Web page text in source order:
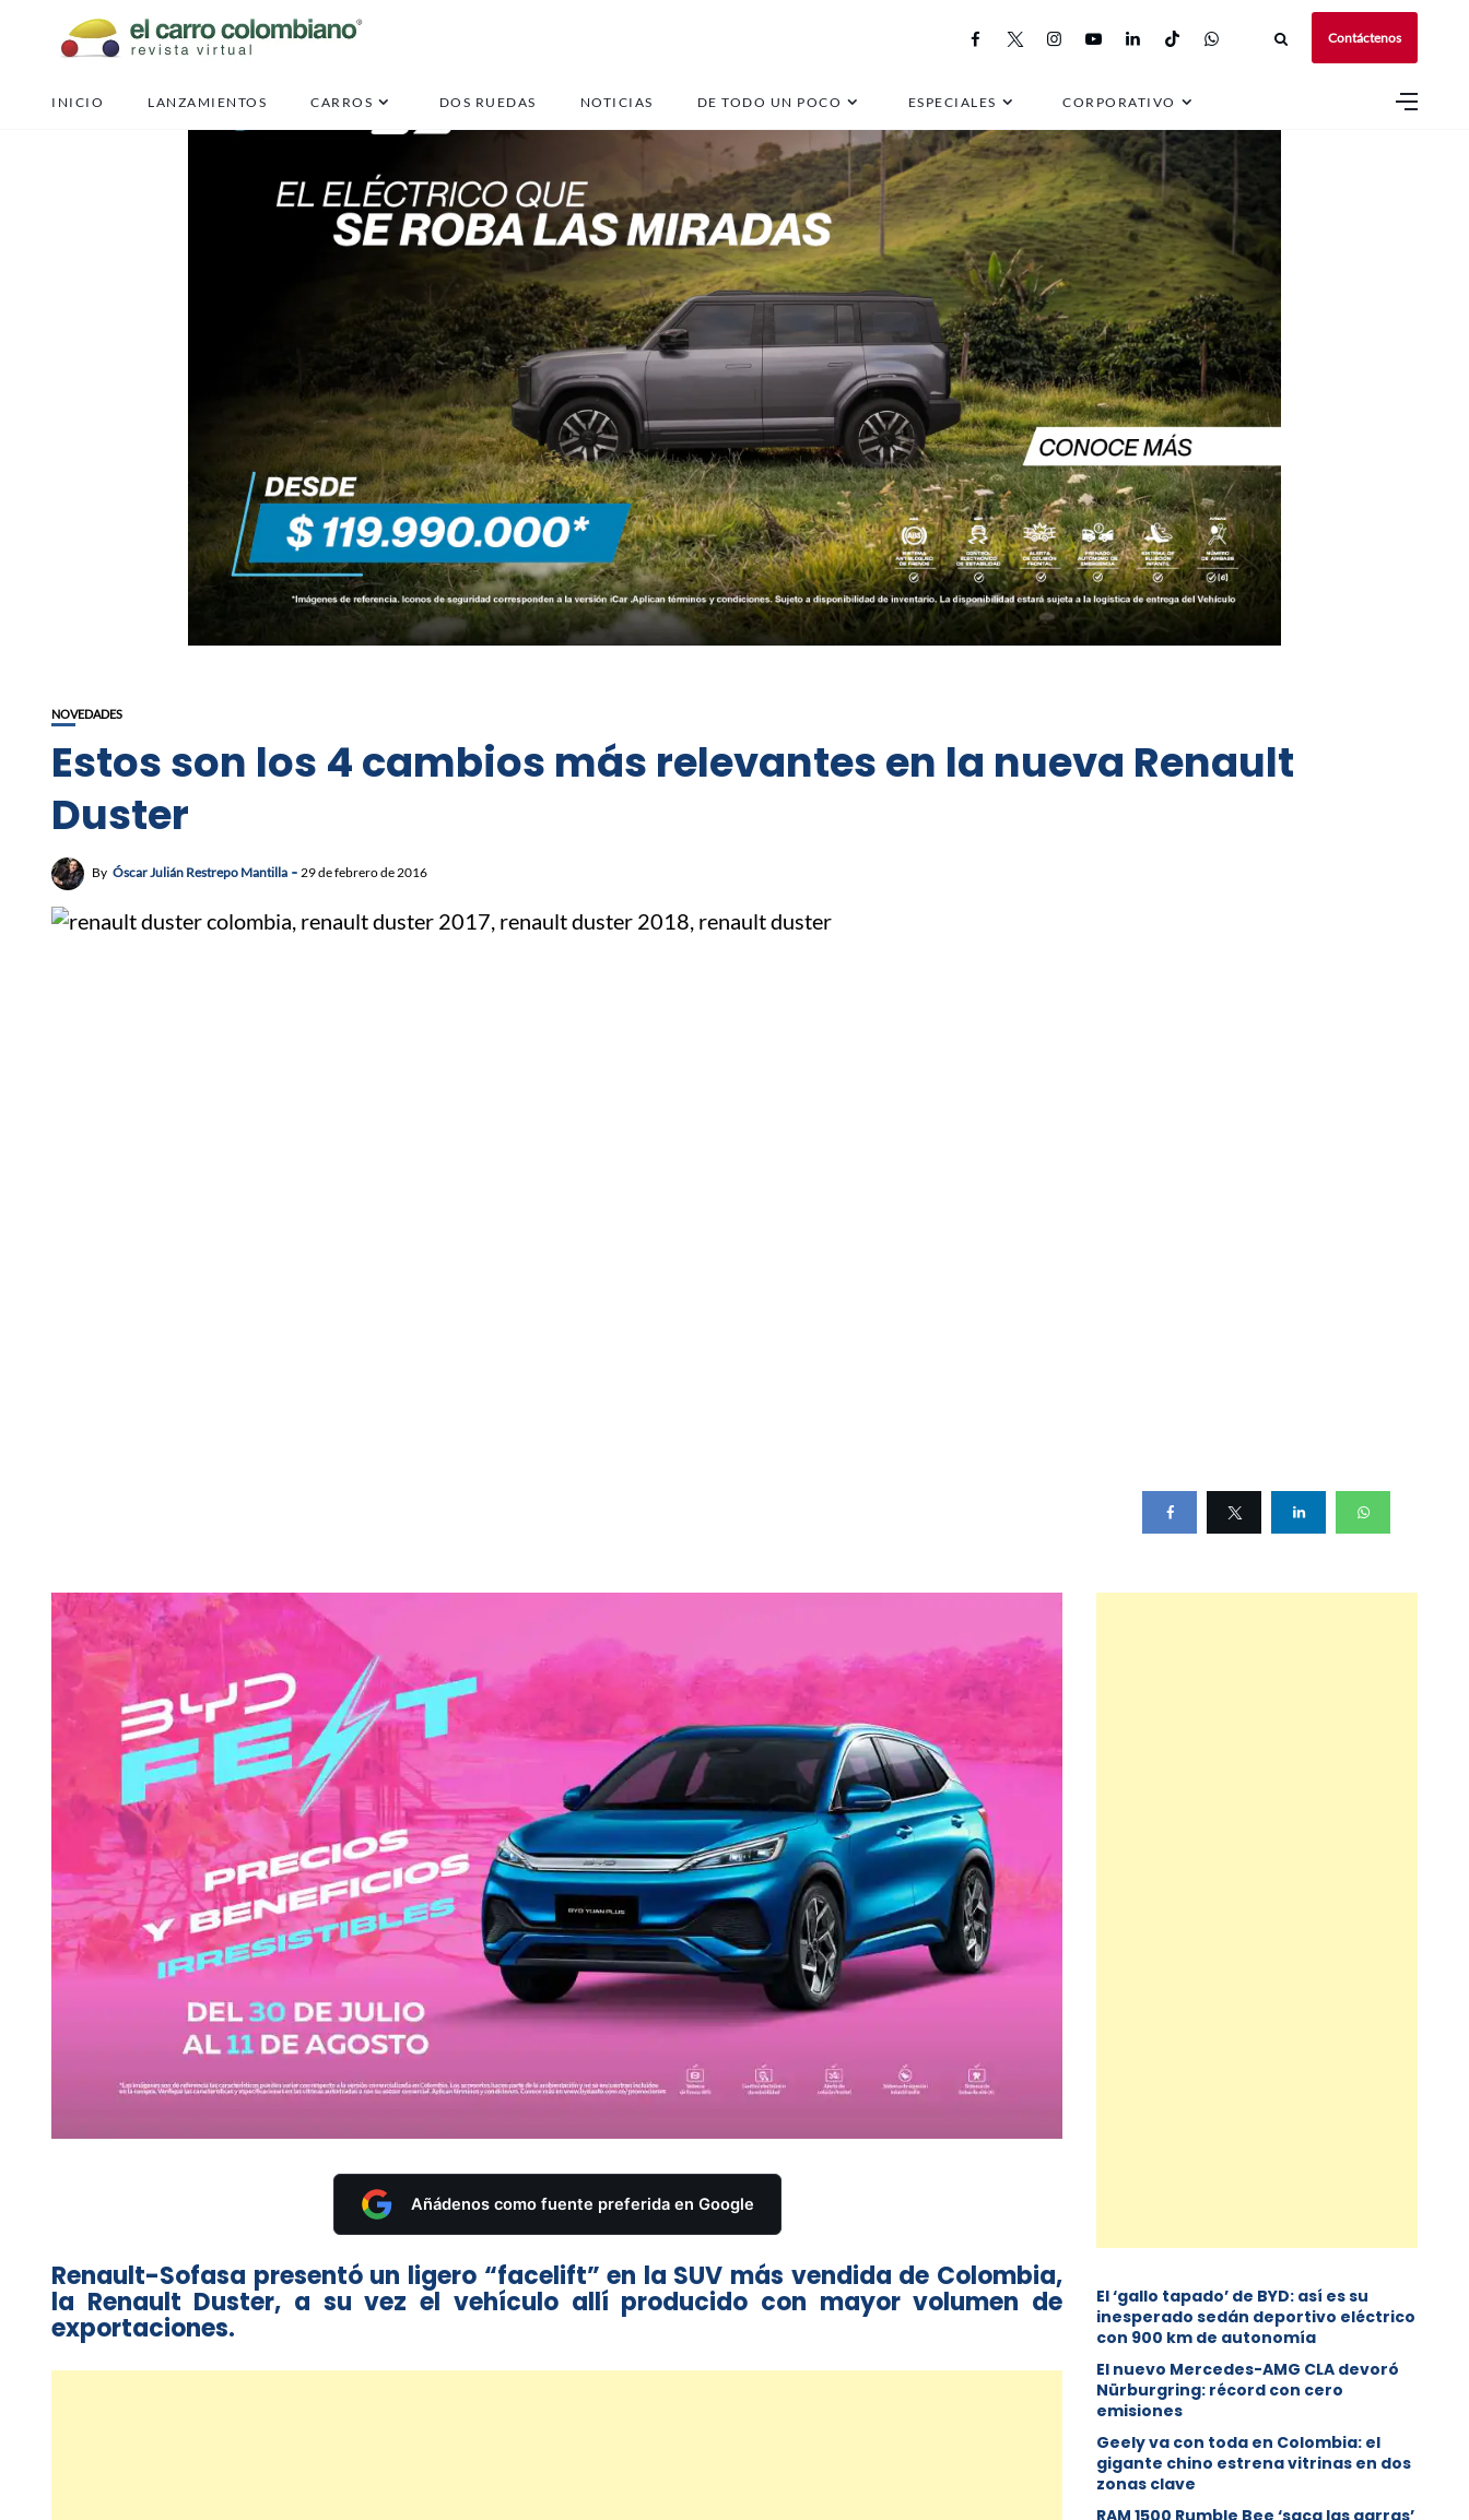
Contáctenos
INICIO LANZAMIENTOS CARROS DOS RUEDAS NOTICIAS DE TODO UN POCO ESPECIALES CORPORATIVO
NOVEDADES
Estos son los 4 cambios más relevantes en la nueva Renault
Duster
By Óscar Julián Restrepo Mantilla 29 de febrero de 2016
Añádenos como fuente preferida en Google
Renault-Sofasa presentó un ligero “facelift” en la SUV más vendida de Colombia,
la Renault Duster, a su vez el vehículo allí producido con mayor volumen de
exportaciones.
El ‘gallo tapado’ de BYD: así es su
inesperado sedán deportivo eléctrico
con 900 km de autonomía
El nuevo Mercedes-AMG CLA devoró
Nürburgring: récord con cero
emisiones
Geely va con toda en Colombia: el
gigante chino estrena vitrinas en dos
zonas clave